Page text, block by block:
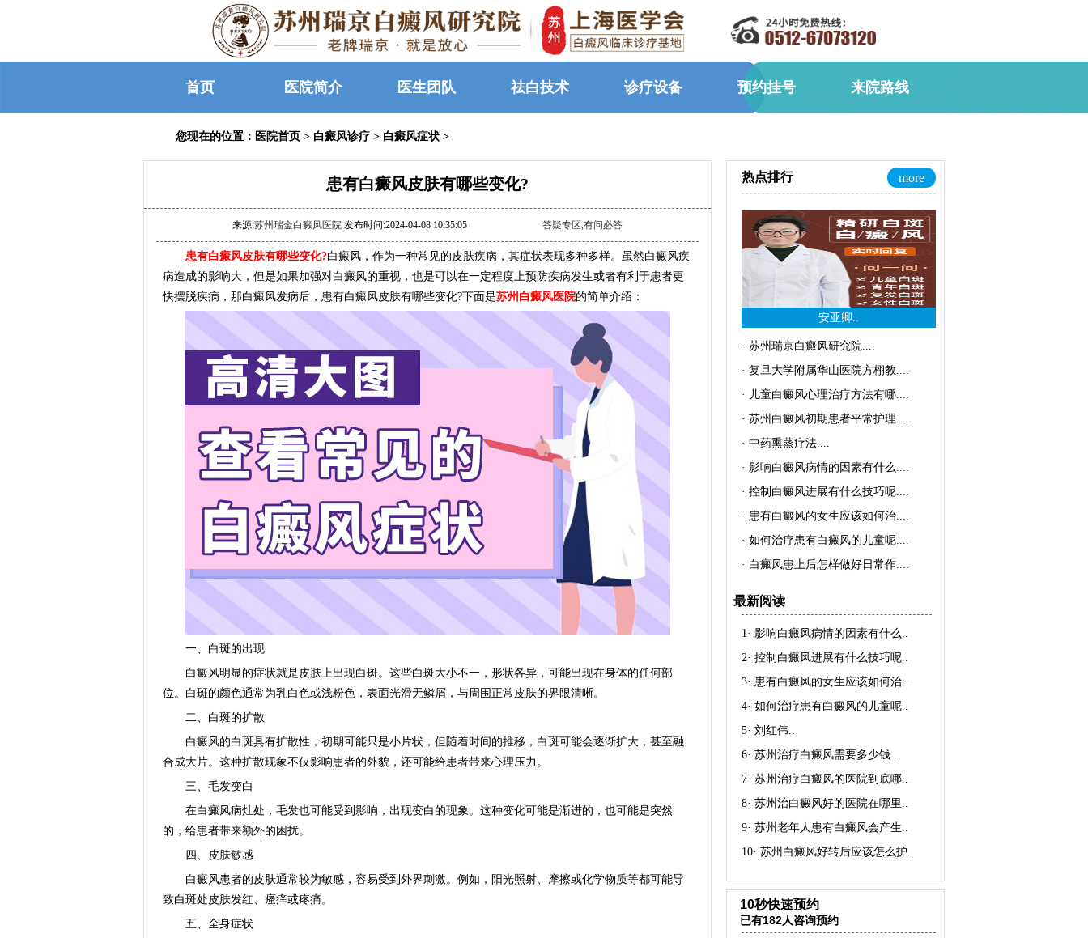
首页 医院简介 医生团队 祛白技术 诊疗设备 预约挂号 来院路线
您现在的位置： 医院首页 > 白癜风诊疗 > 白癜风症状 >
患有白癜风皮肤有哪些变化?
来源:苏州瑞金白癜风医院 发布时间:2024-04-08 10:35:05 答疑专区,有问必答
患有白癜风皮肤有哪些变化?白癜风，作为一种常见的皮肤疾病，其症状表现多种多样。虽然白癜风疾
病造成的影响大，但是如果加强对白癜风的重视，也是可以在一定程度上预防疾病发生或者有利于患者更
快摆脱疾病，那白癜风发病后，患有白癜风皮肤有哪些变化?下面是苏州白癜风医院的简单介绍：
一、白斑的出现
白癜风明显的症状就是皮肤上出现白斑。这些白斑大小不一，形状各异，可能出现在身体的任何部
位。白斑的颜色通常为乳白色或浅粉色，表面光滑无鳞屑，与周围正常皮肤的界限清晰。
二、白斑的扩散
白癜风的白斑具有扩散性，初期可能只是小片状，但随着时间的推移，白斑可能会逐渐扩大，甚至融
合成大片。这种扩散现象不仅影响患者的外貌，还可能给患者带来心理压力。
三、毛发变白
在白癜风病灶处，毛发也可能受到影响，出现变白的现象。这种变化可能是渐进的，也可能是突然
的，给患者带来额外的困扰。
四、皮肤敏感
白癜风患者的皮肤通常较为敏感，容易受到外界刺激。例如，阳光照射、摩擦或化学物质等都可能导
致白斑处皮肤发红、瘙痒或疼痛。
五、全身症状
热点排行 more
安亚卿..
· 苏州瑞京白癜风研究院....
· 复旦大学附属华山医院方栩教....
· 儿童白癜风心理治疗方法有哪....
· 苏州白癜风初期患者平常护理....
· 中药熏蒸疗法....
· 影响白癜风病情的因素有什么....
· 控制白癜风进展有什么技巧呢....
· 患有白癜风的女生应该如何治....
· 如何治疗患有白癜风的儿童呢....
· 白癜风患上后怎样做好日常作....
最新阅读
1· 影响白癜风病情的因素有什么..
2· 控制白癜风进展有什么技巧呢..
3· 患有白癜风的女生应该如何治..
4· 如何治疗患有白癜风的儿童呢..
5· 刘红伟..
6· 苏州治疗白癜风需要多少钱..
7· 苏州治疗白癜风的医院到底哪..
8· 苏州治白癜风好的医院在哪里 ..
9· 苏州老年人患有白癜风会产生..
10· 苏州白癜风好转后应该怎么护..
10秒快速预约
已有182人咨询预约